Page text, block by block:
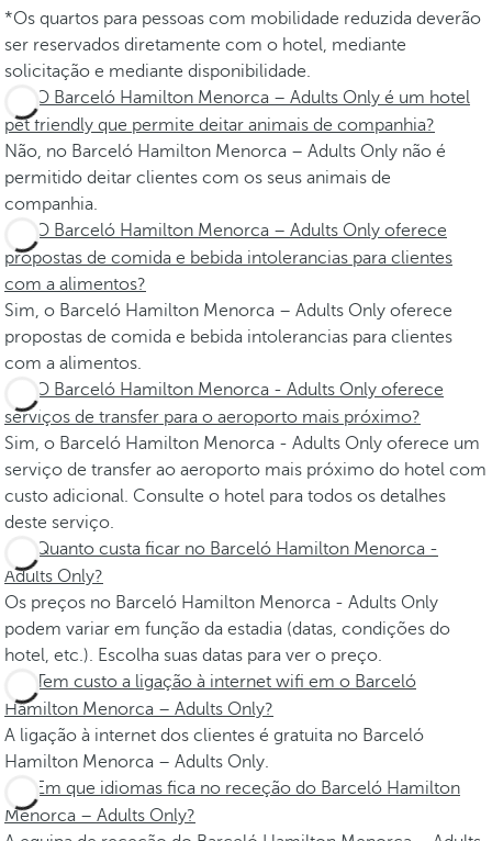
*Os quartos para pessoas com mobilidade reduzida deverão
ser reservados diretamente com o hotel, mediante
solicitação e mediante disponibilidade.
O Barceló Hamilton Menorca – Adults Only é um hotel
pet friendly que permite deitar animais de companhia?
Não, no Barceló Hamilton Menorca – Adults Only não é
permitido deitar clientes com os seus animais de
companhia.
O Barceló Hamilton Menorca – Adults Only oferece
propostas de comida e bebida intolerancias para clientes
com a alimentos?
Sim, o Barceló Hamilton Menorca – Adults Only oferece
propostas de comida e bebida intolerancias para clientes
com a alimentos.
O Barceló Hamilton Menorca - Adults Only oferece
serviços de transfer para o aeroporto mais próximo?
Sim, o Barceló Hamilton Menorca - Adults Only oferece um
serviço de transfer ao aeroporto mais próximo do hotel com
custo adicional. Consulte o hotel para todos os detalhes
deste serviço.
Quanto custa ficar no Barceló Hamilton Menorca -
Adults Only?
Os preços no Barceló Hamilton Menorca - Adults Only
podem variar em função da estadia (datas, condições do
hotel, etc.). Escolha suas datas para ver o preço.
Tem custo a ligação à internet wifi em o Barceló
Hamilton Menorca – Adults Only?
A ligação à internet dos clientes é gratuita no Barceló
Hamilton Menorca – Adults Only.
Em que idiomas fica no receção do Barceló Hamilton
Menorca – Adults Only?